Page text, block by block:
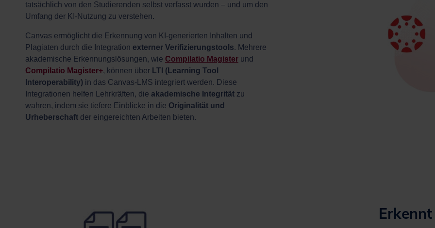
tatsächlich von den Studierenden selbst verfasst wurden – und um den
Umfang der KI-Nutzung zu verstehen.
Canvas ermöglicht die Erkennung von KI-generierten Inhalten und
Plagiaten durch die Integration externer Verifizierungstools. Mehrere
akademische Erkennungslösungen, wie Compilatio Magister und
Compilatio Magister+, können über LTI (Learning Tool
Interoperability) in das Canvas-LMS integriert werden. Diese
Integrationen helfen Lehrkräften, die akademische Integrität zu
wahren, indem sie tiefere Einblicke in die Originalität und
Urheberschaft der eingereichten Arbeiten bieten.